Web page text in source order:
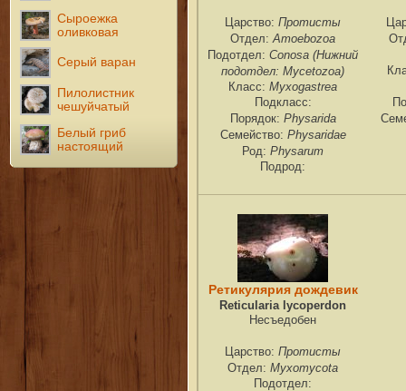
Сыроежка
оливковая
Серый варан
Пилолистник
чешуйчатый
Белый гриб
настоящий
Царство: Протисты
Отдел:Amoebozoa
Подотдел: Conosa (Нижний
подотдел: Mycetozoa)
Класс: Myxogastrea
Подкласс:
Порядок: Physarida
Семейство: Physaridae
Род: Physarum
Подрод:
Ретикулярия дождевик
Reticularia lycoperdon
Несъедобен
Царство: Протисты
Отдел: Myxomycota
Подотдел: